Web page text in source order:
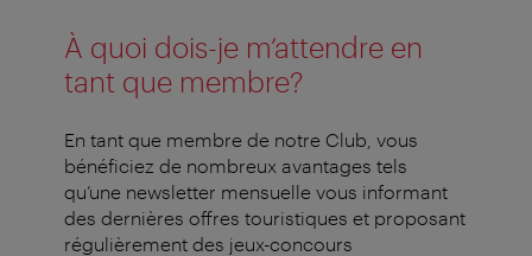
À quoi dois-je m’attendre en
tant que membre?
En tant que membre de notre Club, vous
bénéficiez de nombreux avantages tels
qu’une newsletter mensuelle vous informant
des dernières offres touristiques et proposant
régulièrement des jeux-concours